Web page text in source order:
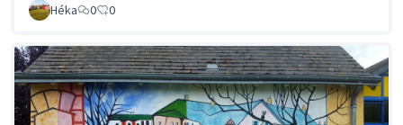
Héka
0 0